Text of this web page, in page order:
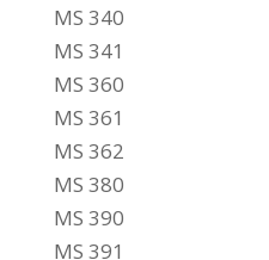
MS 340
MS 341
MS 360
MS 361
MS 362
MS 380
MS 390
MS 391